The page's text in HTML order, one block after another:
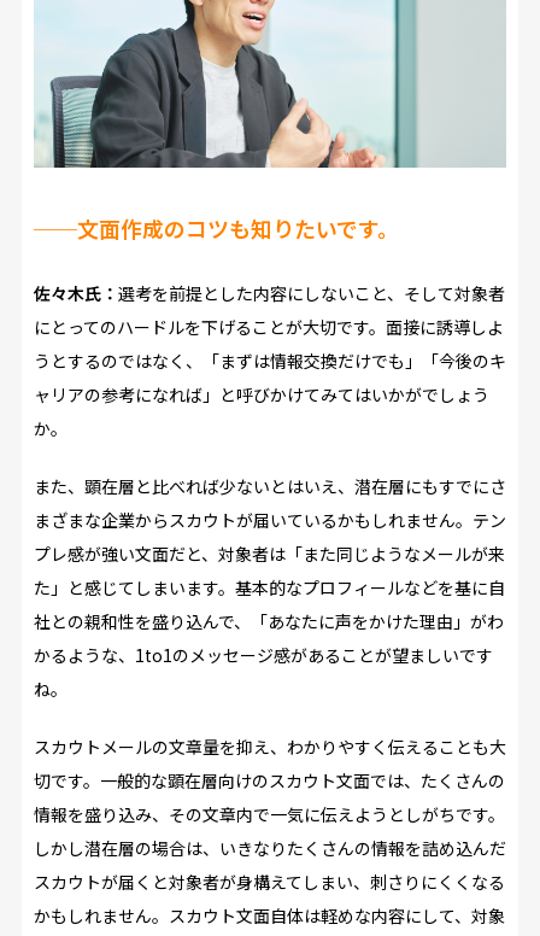
──文面作成のコツも知りたいです。
佐々木氏： 選考を前提とした内容にしないこと、そして対象者
にとってのハードルを下げることが大切です。面接に誘導しよ
うとするのではなく、「まずは情報交換だけでも」「今後のキ
ャリアの参考になれば」と呼びかけてみてはいかがでしょう
か。
また、顕在層と比べれば少ないとはいえ、潜在層にもすでにさ
まざまな企業からスカウトが届いているかもしれません。テン
プレ感が強い文面だと、対象者は「また同じようなメールが来
た」と感じてしまいます。基本的なプロフィールなどを基に自
社との親和性を盛り込んで、「あなたに声をかけた理由」がわ
かるような、1to1のメッセージ感があることが望ましいです
ね。
スカウトメールの文章量を抑え、わかりやすく伝えることも大
切です。一般的な顕在層向けのスカウト文面では、たくさんの
情報を盛り込み、その文章内で一気に伝えようとしがちです。
しかし潜在層の場合は、いきなりたくさんの情報を詰め込んだ
スカウトが届くと対象者が身構えてしまい、刺さりにくくなる
かもしれません。スカウト文面自体は軽めな内容にして、対象